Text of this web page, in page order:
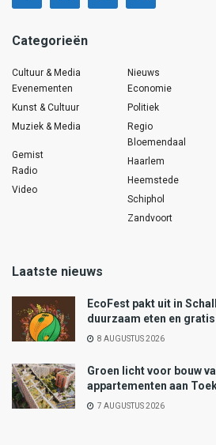
Categorieën
Cultuur & Media
Evenementen
Kunst & Cultuur
Muziek & Media
Gemist
Radio
Video
Nieuws
Economie
Politiek
Regio
Bloemendaal
Haarlem
Heemstede
Schiphol
Zandvoort
Laatste nieuws
EcoFest pakt uit in
duurzaam eten en
8 AUGUSTUS 2026
Groen licht voor bouw
appartementen aan
7 AUGUSTUS 2026